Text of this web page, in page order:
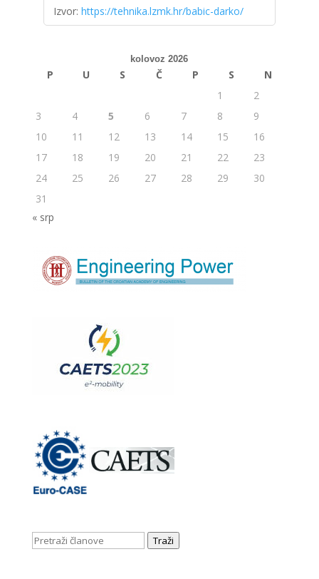
Izvor: https://tehnika.lzmk.hr/babic-darko/
kolovoz 2026
P U S Č P S
N
1
2
3
4 5 6 7 8
9
10
11 12 13 14 15
16
17
18 19 20 21 22
23
24
25 26 27 28 29
30
31
« srp
Traži